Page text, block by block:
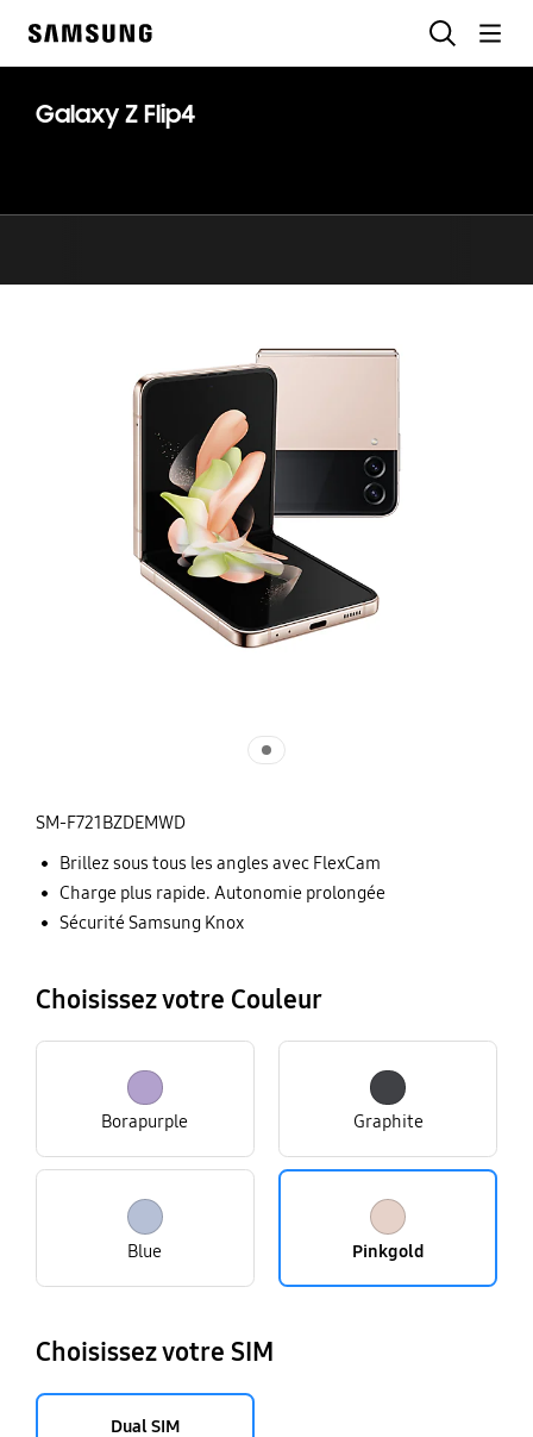
Galaxy Z Flip4
SM-F721BZDEMWD
Brillez sous tous les angles avec FlexCam
Charge plus rapide. Autonomie prolongée
Sécurité Samsung Knox
Choisissez votre Couleur
Borapurple Graphite
Blue Pinkgold
Choisissez votre SIM
Dual SIM